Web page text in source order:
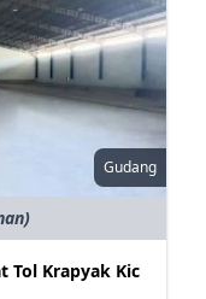
Gudang
Tol Krapyak Kic